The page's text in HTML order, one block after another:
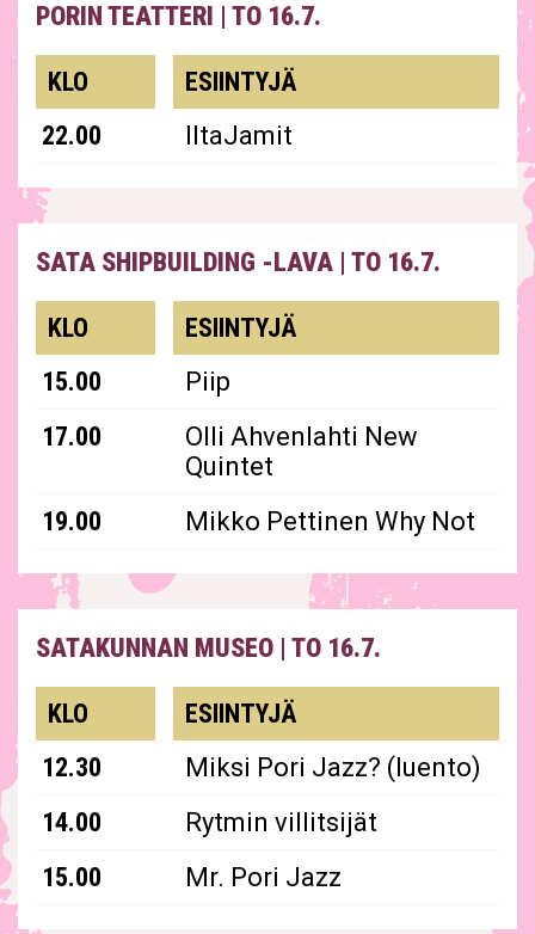
PORIN TEATTERI | TO 16.7.
KLO
ESIINTYJÄ
22.00
IltaJamit
SATA SHIPBUILDING -LAVA | TO 16.7.
KLO
ESIINTYJÄ
15.00
Piip
17.00
Olli Ahvenlahti New
Quintet
19.00
Mikko Pettinen Why Not
SATAKUNNAN MUSEO | TO 16.7.
KLO
ESIINTYJÄ
12.30
Miksi Pori Jazz? (luento)
14.00
Rytmin villitsijät
15.00
Mr. Pori Jazz